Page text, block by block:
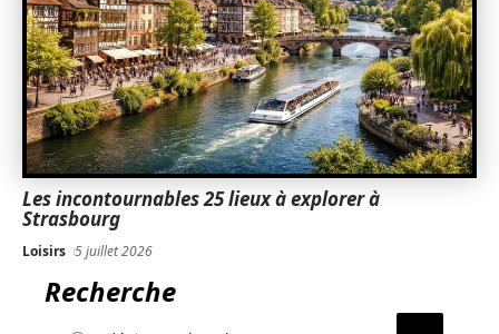
Les incontournables 25 lieux à explorer à
Strasbourg
Loisirs 5 juillet 2026
Recherche